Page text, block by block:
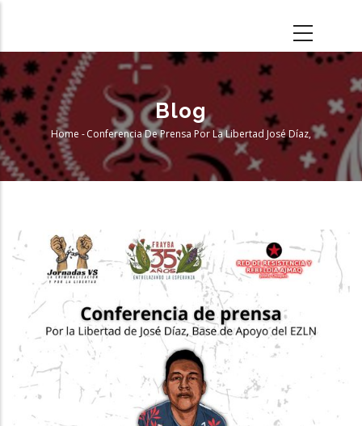
main
content
Blog
Breadcrumb
Home -Conferencia De Prensa Por La Libertad José Díaz,